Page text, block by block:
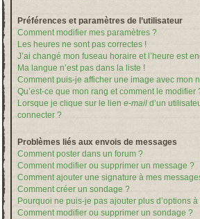
Préférences et paramètres de l’utilisateur
Comment modifier mes paramètres ?
Les heures ne sont pas correctes !
J’ai changé mon fuseau horaire et l’heure est
Ma langue n’est pas dans la liste !
Comment puis-je afficher une image avec mon
Qu’est-ce que mon rang et comment le modifier
Lorsque je clique sur le lien e-mail d’un
connecter ?
Problèmes liés aux envois de messages
Comment poster dans un forum ?
Comment modifier ou supprimer un message ?
Comment ajouter une signature à mes
Comment créer un sondage ?
Pourquoi ne puis-je pas ajouter plus d’options
Comment modifier ou supprimer un sondage ?